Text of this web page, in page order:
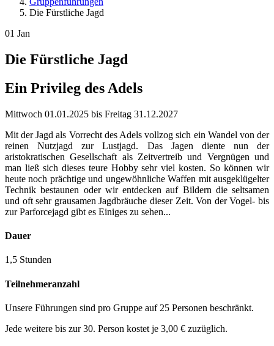
Die Fürstliche Jagd
01 Jan
Die Fürstliche Jagd
Ein Privileg des Adels
Mittwoch 01.01.2025 bis Freitag 31.12.2027
Mit der Jagd als Vorrecht des Adels vollzog sich ein Wandel von der
reinen Nutzjagd zur Lustjagd. Das Jagen diente nun der
aristokratischen Gesellschaft als Zeitvertreib und Vergnügen und
man ließ sich dieses teure Hobby sehr viel kosten. So können wir
heute noch prächtige und ungewöhnliche Waffen mit ausgeklügelter
Technik bestaunen oder wir entdecken auf Bildern die seltsamen
und oft sehr grausamen Jagdbräuche dieser Zeit. Von der Vogel- bis
zur Parforcejagd gibt es Einiges zu sehen...
Dauer
1,5 Stunden
Teilnehmeranzahl
Unsere Führungen sind pro Gruppe auf 25 Personen beschränkt.
Jede weitere bis zur 30. Person kostet je 3,00 € zuzüglich.